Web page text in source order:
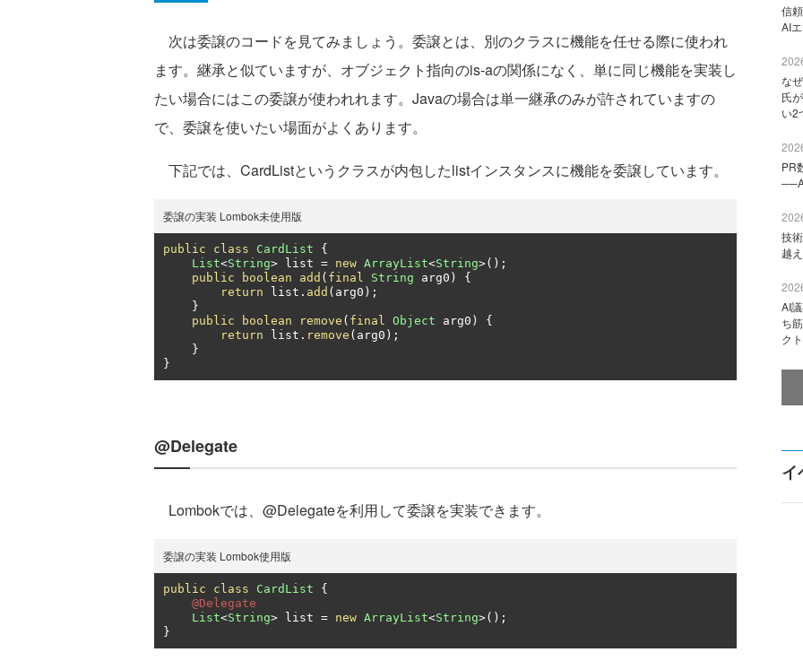
次は委譲のコードを見てみましょう。委譲とは、別のクラスに機能を任せる際に使われ
ます。継承と似ていますが、オブジェクト指向のis-aの関係になく、単に同じ機能を実装し
たい場合にはこの委譲が使われれます。Javaの場合は単一継承のみが許されていますの
で、委譲を使いたい場面がよくあります。
下記では、CardListというクラスが内包したlistインスタンスに機能を委譲しています。
委譲の実装 Lombok未使用版
public class CardList
{
List<String> list = new ArrayList<String>();
public
boolean add ( final String arg0 )
{
return list . add ( arg0 );
}
public
boolean remove ( final Object arg0 )
{
return list . remove ( arg0 );
}
}
@Delegate
Lombokでは、@Delegateを利用して委譲を実装できます。
委譲の実装 Lombok使用版
public class CardList
{
@Delegate
List<String> list = new ArrayList<String>();
}
信
AI
な
氏
い2
PR
技
越
AI
ち
ク
イ